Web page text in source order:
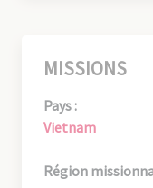
MISSIONS
Pays :
Vietnam
Région